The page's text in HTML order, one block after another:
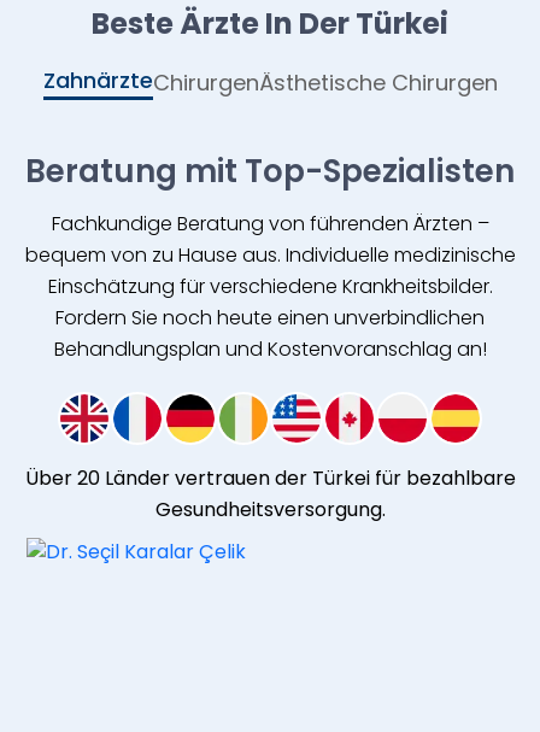
Beste Ärzte In Der Türkei
ZahnärzteChirurgenÄsthetische Chirurgen
Beratung mit Top-Spezialisten
Fachkundige Beratung von führenden Ärzten –
bequem von zu Hause aus. Individuelle medizinische
Einschätzung für verschiedene Krankheitsbilder.
Fordern Sie noch heute einen unverbindlichen
Behandlungsplan und Kostenvoranschlag an!
Über 20 Länder vertrauen der Türkei für bezahlbare
Gesundheitsversorgung.